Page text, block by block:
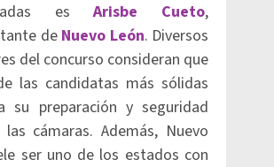
es Arisbe Cueto,
de Nuevo León. Diversos
del concurso consideran que
las candidatas más sólidas
su preparación y seguridad
cámaras. Además, Nuevo
ser uno de los estados con